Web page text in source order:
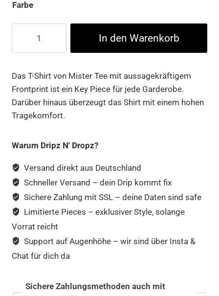
Farbe
Tee
In den Warenkorb
Das T-Shirt von Mister Tee mit aussagekräftigem
Frontprint ist ein Key Piece für jede Garderobe.
Darüber hinaus überzeugt das Shirt mit einem hohen
Tragekomfort.
Warum Dripz N' Dropz?
Versand direkt aus Deutschland
Schneller Versand – dein Drip kommt fix
Sichere Zahlung mit SSL – deine Daten sind safe
Limitierte Pieces – exklusiver Style, solange
Vorrat reicht
Support auf Augenhöhe – wir sind über Insta &
Chat für dich da
Sichere Zahlungsmethoden auch mit